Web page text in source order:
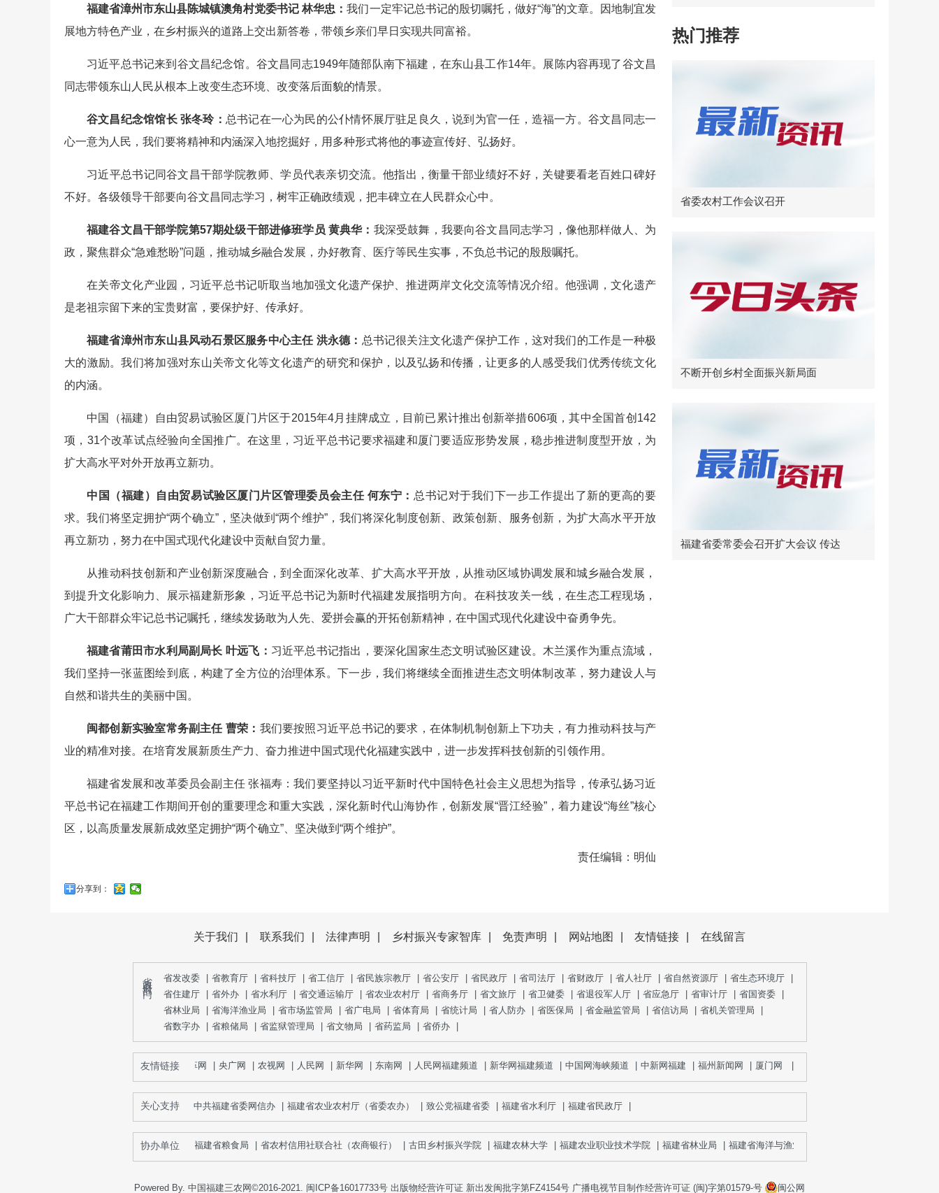
福建省漳州市东山县陈城镇澳角村党委书记 林华忠：我们一定牢记总书记的殷切嘱托，做好“海”的文章。因地制宜发
展地方特色产业，在乡村振兴的道路上交出新答卷，带领乡亲们早日实现共同富裕。
习近平总书记来到谷文昌纪念馆。谷文昌同志1949年随部队南下福建，在东山县工作14年。展陈内容再现了谷文昌
同志带领东山人民从根本上改变生态环境、改变落后面貌的情景。
谷文昌纪念馆馆长 张冬玲： 总书记在一心为民的公仆情怀展厅驻足良久，说到为官一任，造福一方。谷文昌同志一
心一意为人民，我们要将精神和内涵深入地挖掘好，用多种形式将他的事迹宣传好、弘扬好。
习近平总书记同谷文昌干部学院教师、学员代表亲切交流。他指出，衡量干部业绩好不好，关键要看老百姓口碑好
不好。各级领导干部要向谷文昌同志学习，树牢正确政绩观，把丰碑立在人民群众心中。
福建谷文昌干部学院第57期处级干部进修班学员 黄典华： 我深受鼓舞，我要向谷文昌同志学习，像他那样做人、为
政，聚焦群众“急难愁盼”问题，推动城乡融合发展，办好教育、医疗等民生实事，不负总书记的殷殷嘱托。
在关帝文化产业园，习近平总书记听取当地加强文化遗产保护、推进两岸文化交流等情况介绍。他强调，文化遗产
是老祖宗留下来的宝贵财富，要保护好、传承好。
福建省漳州市东山县风动石景区服务中心主任 洪永德： 总书记很关注文化遗产保护工作，这对我们的工作是一种极
大的激励。我们将加强对东山关帝文化等文化遗产的研究和保护，以及弘扬和传播，让更多的人感受我们优秀传统文化
的内涵。
中国（福建）自由贸易试验区厦门片区于2015年4月挂牌成立，目前已累计推出创新举措606项，其中全国首创142
项，31个改革试点经验向全国推广。在这里，习近平总书记要求福建和厦门要适应形势发展，稳步推进制度型开放，为
扩大高水平对外开放再立新功。
中国（福建）自由贸易试验区厦门片区管理委员会主任 何东宁： 总书记对于我们下一步工作提出了新的更高的要
求。我们将坚定拥护“两个确立”，坚决做到“两个维护”，我们将深化制度创新、政策创新、服务创新，为扩大高水平开放
再立新功，努力在中国式现代化建设中贡献自贸力量。
从推动科技创新和产业创新深度融合，到全面深化改革、扩大高水平开放，从推动区域协调发展和城乡融合发展，
到提升文化影响力、展示福建新形象，习近平总书记为新时代福建发展指明方向。在科技攻关一线，在生态工程现场，
广大干部群众牢记总书记嘱托，继续发扬敢为人先、爱拼会赢的开拓创新精神，在中国式现代化建设中奋勇争先。
福建省莆田市水利局副局长 叶远飞： 习近平总书记指出，要深化国家生态文明试验区建设。木兰溪作为重点流域，
我们坚持一张蓝图绘到底，构建了全方位的治理体系。下一步，我们将继续全面推进生态文明体制改革，努力建设人与
自然和谐共生的美丽中国。
闽都创新实验室常务副主任 曹荣： 我们要按照习近平总书记的要求，在体制机制创新上下功夫，有力推动科技与产
业的精准对接。在培育发展新质生产力、奋力推进中国式现代化福建实践中，进一步发挥科技创新的引领作用。
福建省发展和改革委员会副主任 张福寿：我们要坚持以习近平新时代中国特色社会主义思想为指导，传承弘扬习近
平总书记在福建工作期间开创的重要理念和重大实践，深化新时代山海协作，创新发展“晋江经验”，着力建设“海丝”核心
区，以高质量发展新成效坚定拥护“两个确立”、坚决做到“两个维护”。
责任编辑：明仙
分享到：
热门推荐
省委农村工作会议召开
不断开创乡村全面振兴新局面
福建省委常委会召开扩大会议 传达
关于我们 联系我们 法律声明 乡村振兴专家智库 免责声明 网站地图 友情链接 在线留言
省 政 府 部 门 省发改委 省教育厅 省科技厅 省工信厅 省民族宗教厅 省公安厅 省民政厅 省司法厅 省财政厅 省人社厅 省自然资源厅 省生态环境厅
省住建厅
省外办 省水利厅 省交通运输厅 省农业农村厅 省商务厅 省文旅厅 省卫健委 省退役军人厅 省应急厅 省审计厅 省国资委
省林业局
省海洋渔业局 省市场监管局 省广电局 省体育局 省统计局 省人防办 省医保局 省金融监管局 省信访局 省机关管理局
省数字办
省粮储局 省监狱管理局 省文物局 省药监局 省侨办
友情链接
中国改革网 | 央广网 | 农视网 | 人民网 | 新华网 | 东南网 | 人民网福建频道 | 新华网福建频道 | 中国网海峡频道 | 中新网福建 | 福州新闻网 | 厦门网 |
关心支持 中共福建省委网信办 福建省农业农村厅（省委农办） 致公党福建省委 福建省水利厅 福建省民政厅
协办单位 福建省粮食局 | 省农村信用社联合社（农商银行） | 古田乡村振兴学院 | 福建农林大学 | 福建农业职业技术学院 | 福建省林业局 | 福建省海洋与渔业局
Powered By. 中国福建三农网©2016-2021. 闽ICP备16017733号 出版物经营许可证 新出发闽批字第FZ4154号 广播电视节目制作经营许可证 (闽)字第01579-号 闽公网